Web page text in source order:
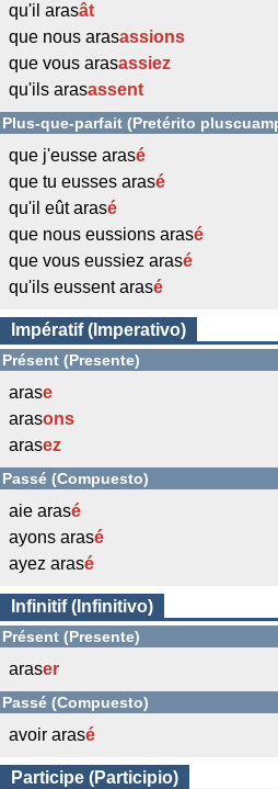
qu'il arasât
que nous arasassions
que vous arasassiez
qu'ils arasassent
Plus-que-parfait (Pretérito
que j'eusse arasé
que tu eusses arasé
qu'il eût arasé
que nous eussions arasé
que vous eussiez arasé
qu'ils eussent arasé
Impératif (Imperativo)
Présent (Presente)
arase
arasons
arasez
Passé (Compuesto)
aie arasé
ayons arasé
ayez arasé
Infinitif (Infinitivo)
Présent (Presente)
araser
Passé (Compuesto)
avoir arasé
Participe (Participio)